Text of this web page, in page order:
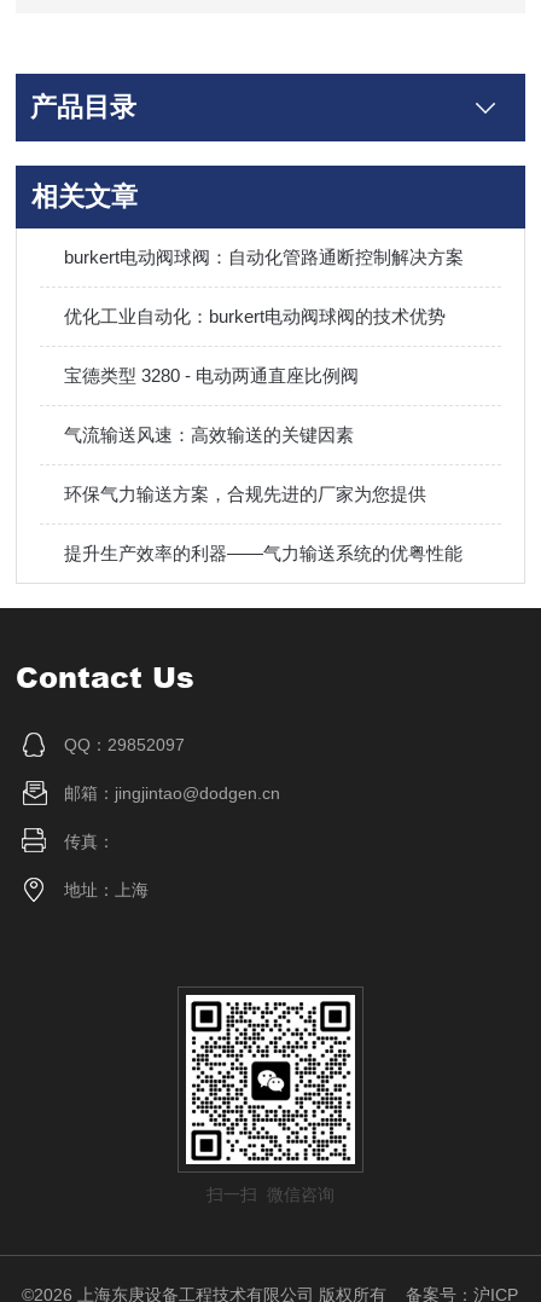
产品目录
相关文章
burkert电动阀球阀：自动化管路通断控制解决方案
优化工业自动化：burkert电动阀球阀的技术优势
宝德类型 3280 - 电动两通直座比例阀
气流输送风速：高效输送的关键因素
环保气力输送方案，合规先进的厂家为您提供
提升生产效率的利器——气力输送系统的优粤性能
Contact Us
QQ：29852097
邮箱：jingjintao@dodgen.cn
传真：
地址：上海
扫一扫 微信咨询
©2026 上海东庚设备工程技术有限公司 版权所有备案号：沪ICP